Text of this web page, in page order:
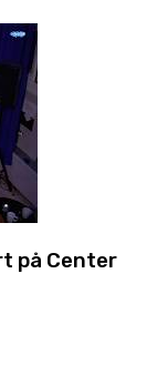
på Center